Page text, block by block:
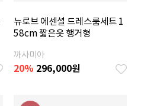
뉴로브 에센셜 드레스룸세트 1
58cm 짧은옷 행거형
까사미아
20% 296,000원